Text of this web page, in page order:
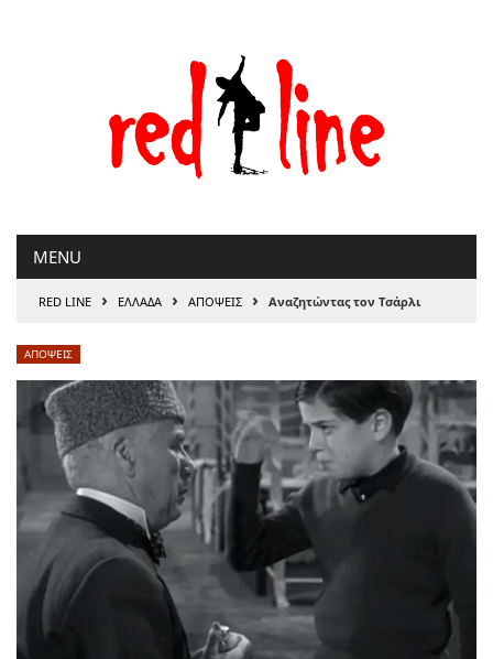
MENU
RED LINE › ΕΛΛΑΔΑ › ΑΠΟΨΕΙΣ › Αναζητώντας τον Τσάρλι
ΑΠΟΨΕΙΣ